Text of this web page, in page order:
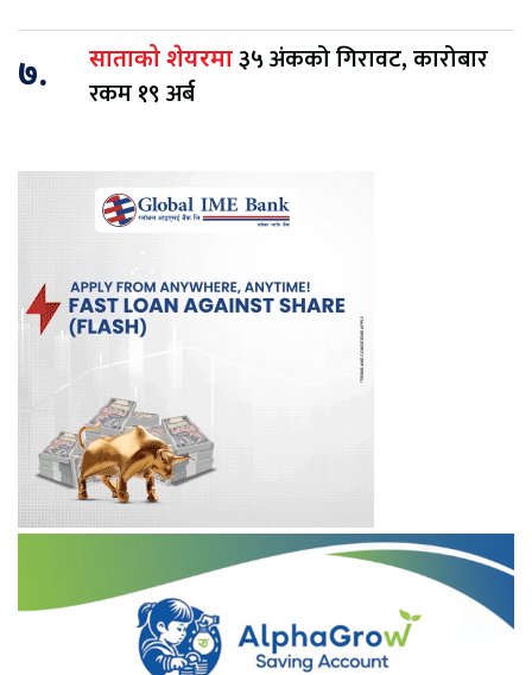
७. साताको शेयरमा३५ अंकको गिरावट, कारोबार
रकम १९ अर्ब